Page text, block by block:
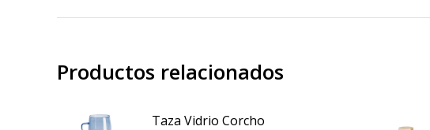
Productos relacionados
Taza Vidrio Corcho